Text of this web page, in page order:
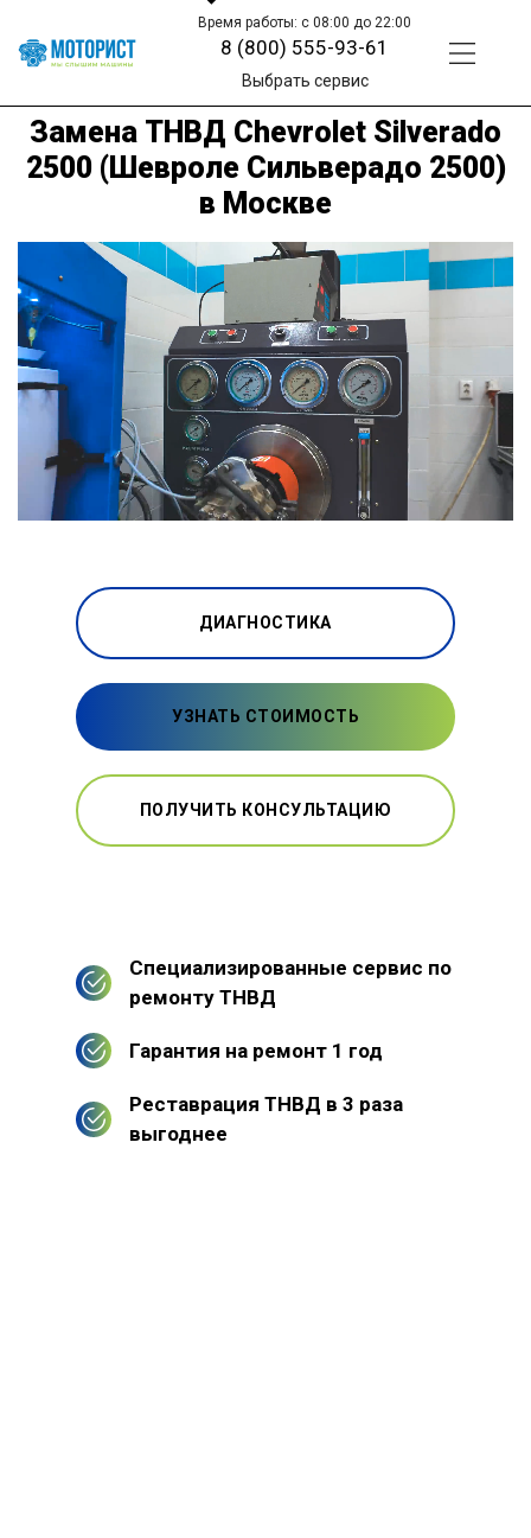
Время работы: с 08:00 до 22:00
8 (800) 555-93-61
Выбрать сервис
Замена ТНВД Chevrolet Silverado
2500 (Шевроле Сильверадо 2500)
в Москве
ДИАГНОСТИКА
УЗНАТЬ СТОИМОСТЬ
ПОЛУЧИТЬ КОНСУЛЬТАЦИЮ
Специализированные сервис по
ремонту ТНВД
Гарантия на ремонт 1 год
Реставрация ТНВД в 3 раза
выгоднее